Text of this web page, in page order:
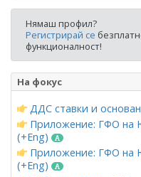
Нямаш профил?
Регистрирай се
функционалност!
На фокус
ДДС ставки и
Приложение: ГФО на
(+Eng)
Приложение: ГФО на
(+Eng)